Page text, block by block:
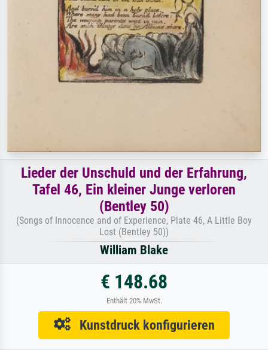
Lieder der Unschuld und der Erfahrung,
Tafel 46, Ein kleiner Junge verloren
(Bentley 50)
(Songs of Innocence and of Experience, Plate 46, A Little Boy
Lost (Bentley 50))
William Blake
€ 148.68
Enthält 20% MwSt.
Kunstdruck konfigurieren